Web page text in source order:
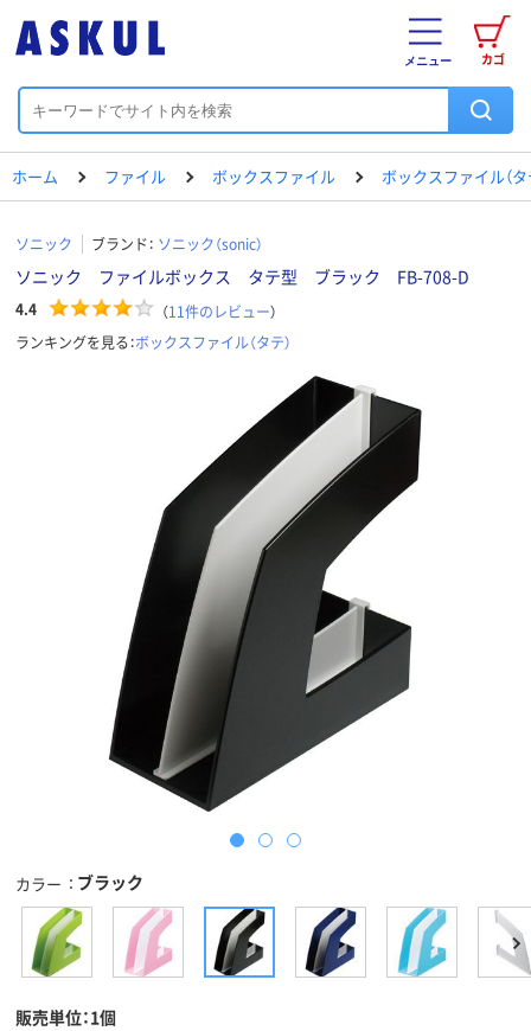
カゴ
メニュー
ホーム ファイル ボックスファイル ボックスファイル（タ
ソニック ブランド： ソニック（sonic）
ソニック ファイルボックス タテ型 ブラック FB-708-D
4.4 （11件のレビュー）
ランキングを見る：ボックスファイル（タテ）
カラー ブラック
販売単位：1個